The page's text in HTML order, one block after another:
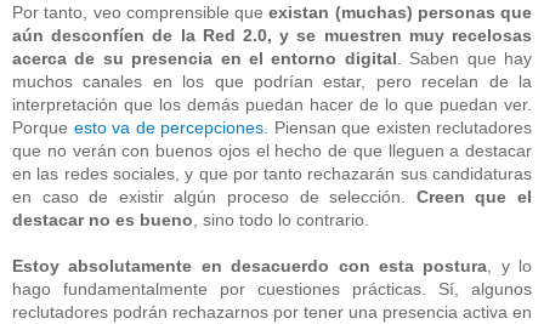
Por tanto, veo comprensible queexistan (muchas) personas que
aún desconfíen de la Red 2.0, y se muestren muy recelosas
acerca de su presencia en el entorno digital . Saben que hay
muchos canales en los que podrían estar, pero recelan de la
interpretación que los demás puedan hacer de lo que puedan ver.
Porque esto va de percepciones . Piensan que existen reclutadores
que no verán con buenos ojos el hecho de que lleguen a destacar
en las redes sociales, y que por tanto rechazarán sus candidaturas
en caso de existir algún proceso de selección. Creen que el
destacar no es bueno , sino todo lo contrario.
Estoy absolutamente en desacuerdo con esta postura , y lo
hago fundamentalmente por cuestiones prácticas. Sí, algunos
reclutadores podrán rechazarnos por tener una presencia activa en